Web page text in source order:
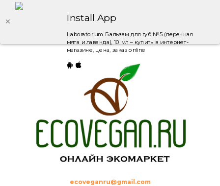
Install App
Laboratorium Бальзам для губ №5 (перечная
мята и лаванда), 10 мл – купить в интернет-
магазине, цена, заказ online
ecoveganru@gmail.com